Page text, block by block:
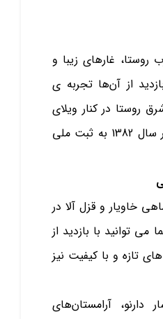
غار‌های زیبا و
از آن‌ها تجربه ی
روستا در کنار ویلای
کاخ ریاست جمهوری، در سال 1382 به ثبت ملی
خاویار و قزل آلا در
می ‌توانید با بازدید از
تازه و با کیفیت نیز
دارنو، آرامستان‌های